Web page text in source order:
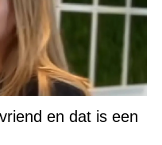
en dat is een